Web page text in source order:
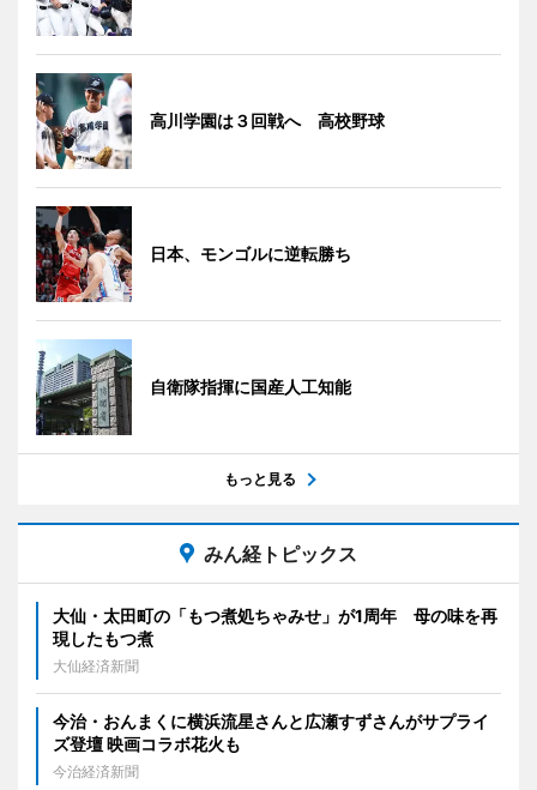
高川学園は３回戦へ 高校野球
日本、モンゴルに逆転勝ち
自衛隊指揮に国産人工知能
もっと見る
みん経トピックス
大仙・太田町の「もつ煮処ちゃみせ」が1周年 母の味を再
現したもつ煮
大仙経済新聞
今治・おんまくに横浜流星さんと広瀬すずさんがサプライ
ズ登壇 映画コラボ花火も
今治経済新聞